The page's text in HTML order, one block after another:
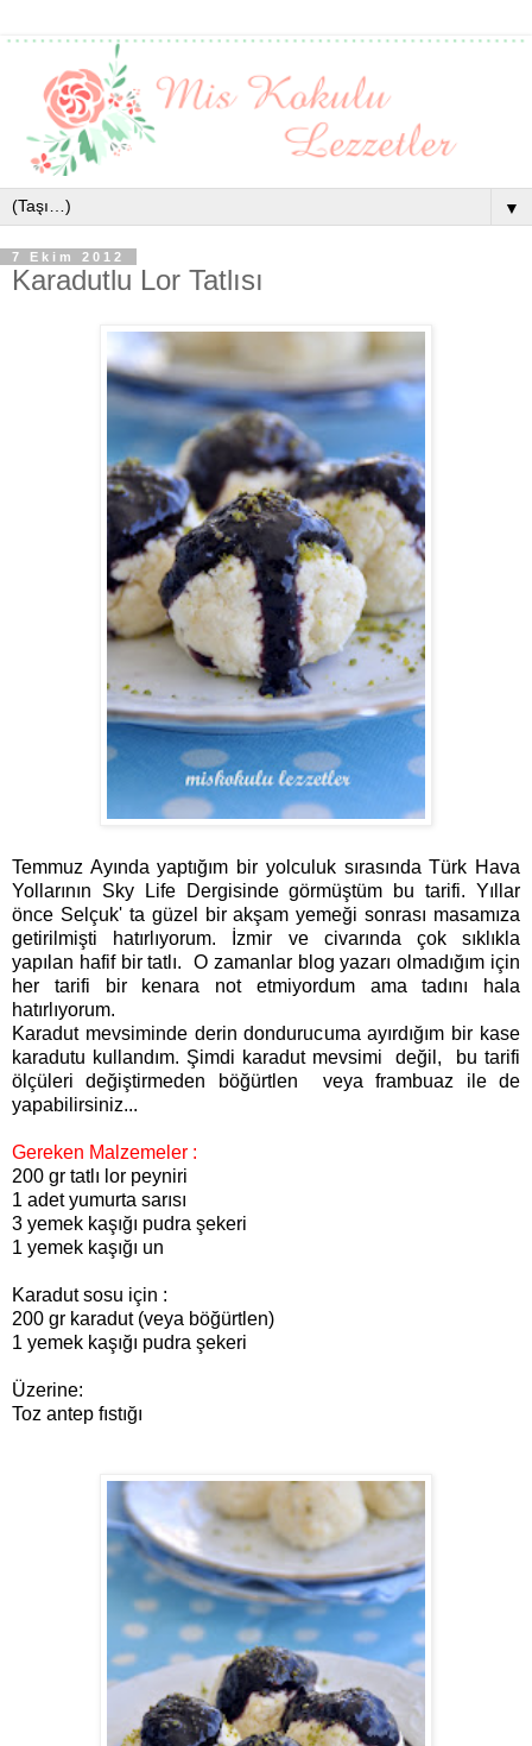
▼
7 Ekim 2012
Karadutlu Lor Tatlısı
Temmuz Ayında yaptığım bir yolculuk sırasında Türk Hava
Yollarının Sky Life Dergisinde görmüştüm bu tarifi. Yıllar
önce Selçuk' ta güzel bir akşam yemeği sonrası masamıza
getirilmişti hatırlıyorum. İzmir ve civarında çok sıklıkla
yapılan hafif bir tatlı. O zamanlar blog yazarı olmadığım için
her tarifi bir kenara not etmiyordum ama tadını hala
hatırlıyorum.
Karadut mevsiminde derin dondurucuma ayırdığım bir kase
karadutu kullandım. Şimdi karadut mevsimi değil, bu tarifi
ölçüleri değiştirmeden böğürtlen veya frambuaz ile de
yapabilirsiniz...
Gereken Malzemeler :
200 gr tatlı lor peyniri
1 adet yumurta sarısı
3 yemek kaşığı pudra şekeri
1 yemek kaşığı un
Karadut sosu için :
200 gr karadut (veya böğürtlen)
1 yemek kaşığı pudra şekeri
Üzerine:
Toz antep fıstığı